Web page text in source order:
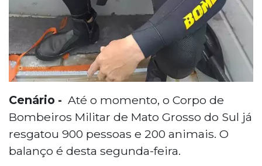
Cenário - Até o momento, o Corpo de
Bombeiros Militar de Mato Grosso do Sul já
resgatou 900 pessoas e 200 animais. O
balanço é desta segunda-feira.